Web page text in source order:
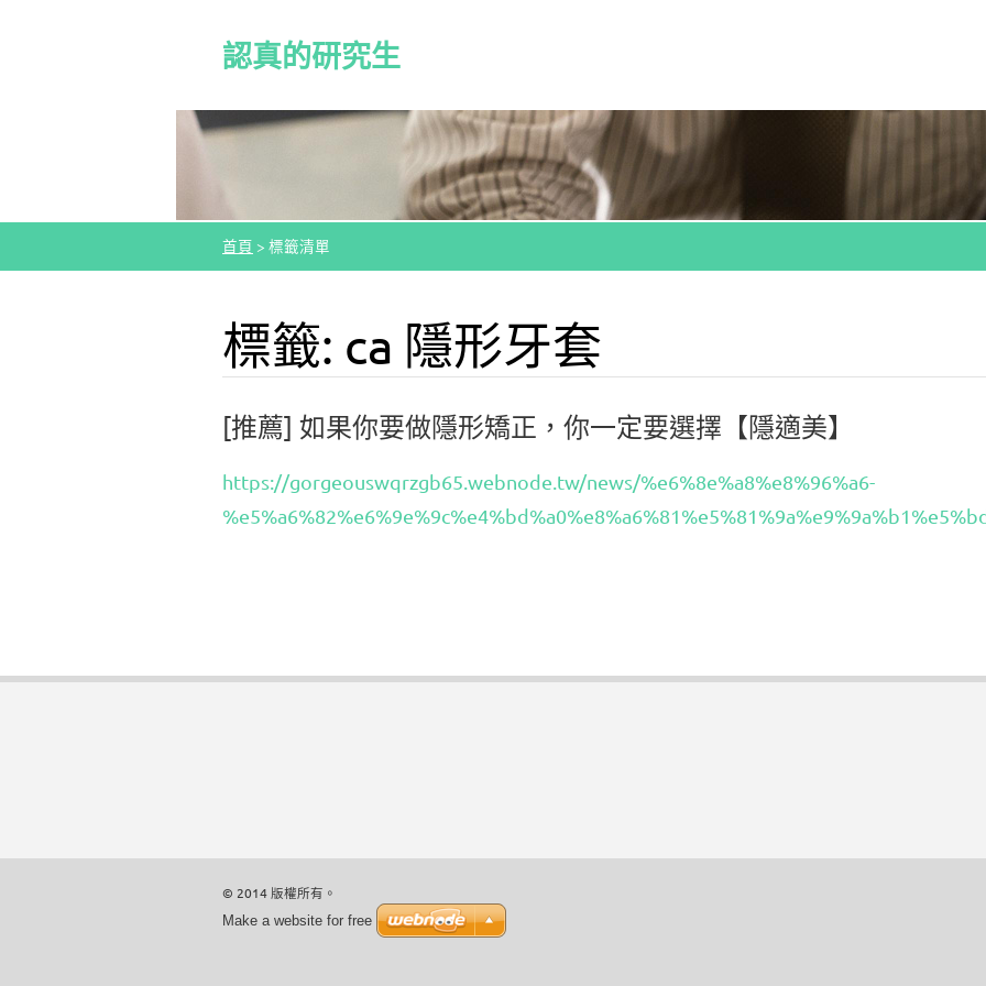
認真的研究生
首頁 > 標籤清單
標籤: ca 隱形牙套
[推薦] 如果你要做隱形矯正，你一定要選擇【隱適美】
https://gorgeouswqrzgb65.webnode.tw/news/%e6%8e%a8%e8%96%a6-
© 2014 版權所有。
Make a website for free